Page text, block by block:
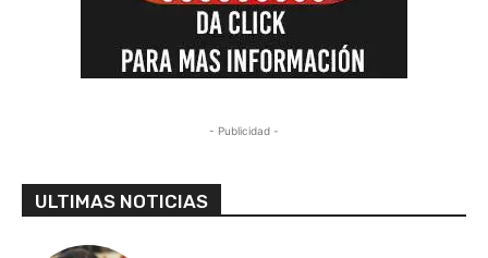
- Publicidad -
ULTIMAS NOTICIAS